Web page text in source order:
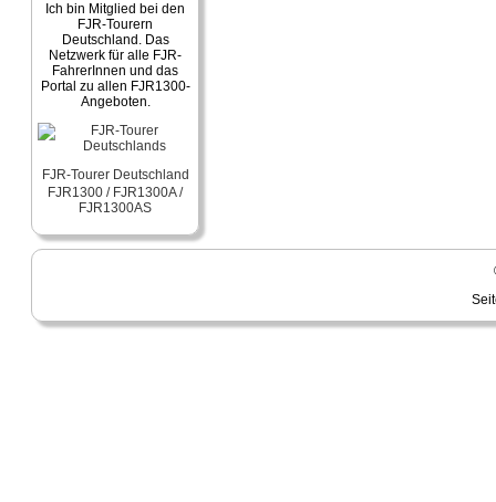
Ich bin Mitglied bei den
FJR-Tourern
Deutschland. Das
Netzwerk für alle FJR-
FahrerInnen und das
Portal zu allen FJR1300-
Angeboten.
FJR-Tourer Deutschland
FJR1300 / FJR1300A /
FJR1300AS